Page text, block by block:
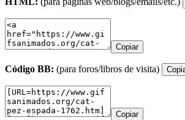
Copiar
Código BB: (para foros/libros de visita)
Copiar